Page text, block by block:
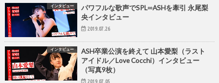
インタビュー
パワフルな歌声でSPL∞ASHを牽引 永尾梨
央インタビュー
2019.07.26
インタビュー
ASH卒業公演を終えて 山本愛梨（ラスト
アイドル／Love Cocchi）インタビュー
（写真9枚）
2019.07.05